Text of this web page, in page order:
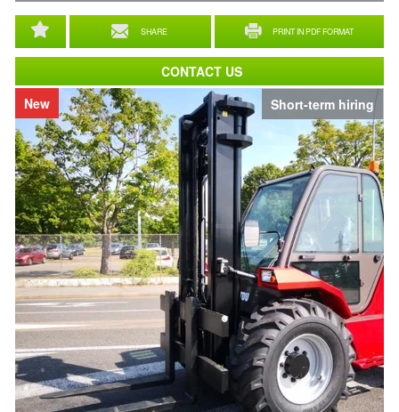
Short-term hiring
New
SHARE PRINT IN PDF FORMAT
CONTACT US